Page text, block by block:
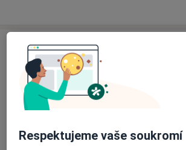
Adresa
Poliklinika Malešice
Plaňanská 573/1,
Přiblížit mapu
se otevře v
Respektujeme vaše soukromí